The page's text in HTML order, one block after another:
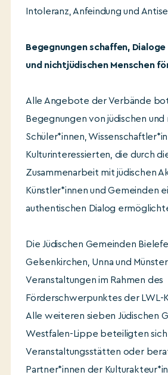
Intoleranz, Anfeindung und
Begegnungen schaffen,
und nichtjüdischen Menschen
Alle Angebote der Verbände
Begegnungen von jüdischen und
Schüler*innen,
Kulturinteressierten, die durch
Zusammenarbeit mit jüdischen
Künstler*innen und Gemeinden
authentischen Dialog
Die Jüdischen Gemeinden
Gelsenkirchen, Unna und
Veranstaltungen im Rahmen des
Förderschwerpunktes der LWL-
Alle weiteren sieben Jüdischen
Westfalen-Lippe beteiligten sich
Veranstaltungsstätten oder
Partner*innen der